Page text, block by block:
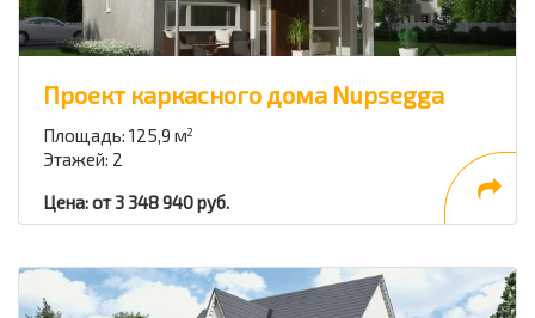
Проект каркасного дома Nupsegga
Площадь: 125,9 м2
Этажей: 2
Цена: от 3 348 940 руб.